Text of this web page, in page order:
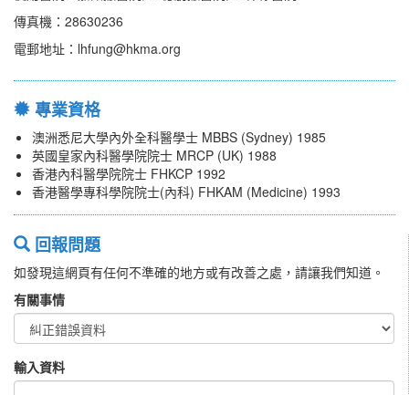
傳真機：28630236
電郵地址：lhfung@hkma.org
專業資格
澳洲悉尼大學內外全科醫學士 MBBS (Sydney) 1985
英國皇家內科醫學院院士 MRCP (UK) 1988
香港內科醫學院院士 FHKCP 1992
香港醫學專科學院院士(內科) FHKAM (Medicine) 1993
回報問題
如發現這網頁有任何不準確的地方或有改善之處，請讓我們知道。
有關事情
輸入資料